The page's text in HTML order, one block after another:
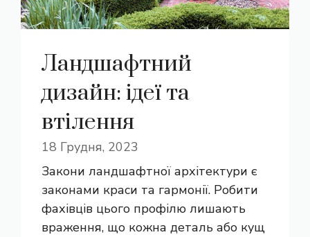
Ландшафтний
дизайн: ідеї та
втілення
18 Грудня, 2023
Закони ландшафтної архітектури є
законами краси та гармонії. Робити
фахівців цього профілю лишають
враження, що кожна деталь або кущ